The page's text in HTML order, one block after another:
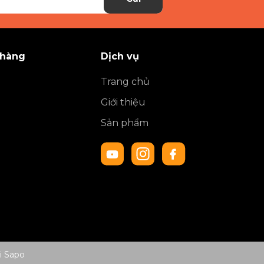
Dịch vụ
Trang chủ
Giới thiệu
Sản phẩm
Sapo